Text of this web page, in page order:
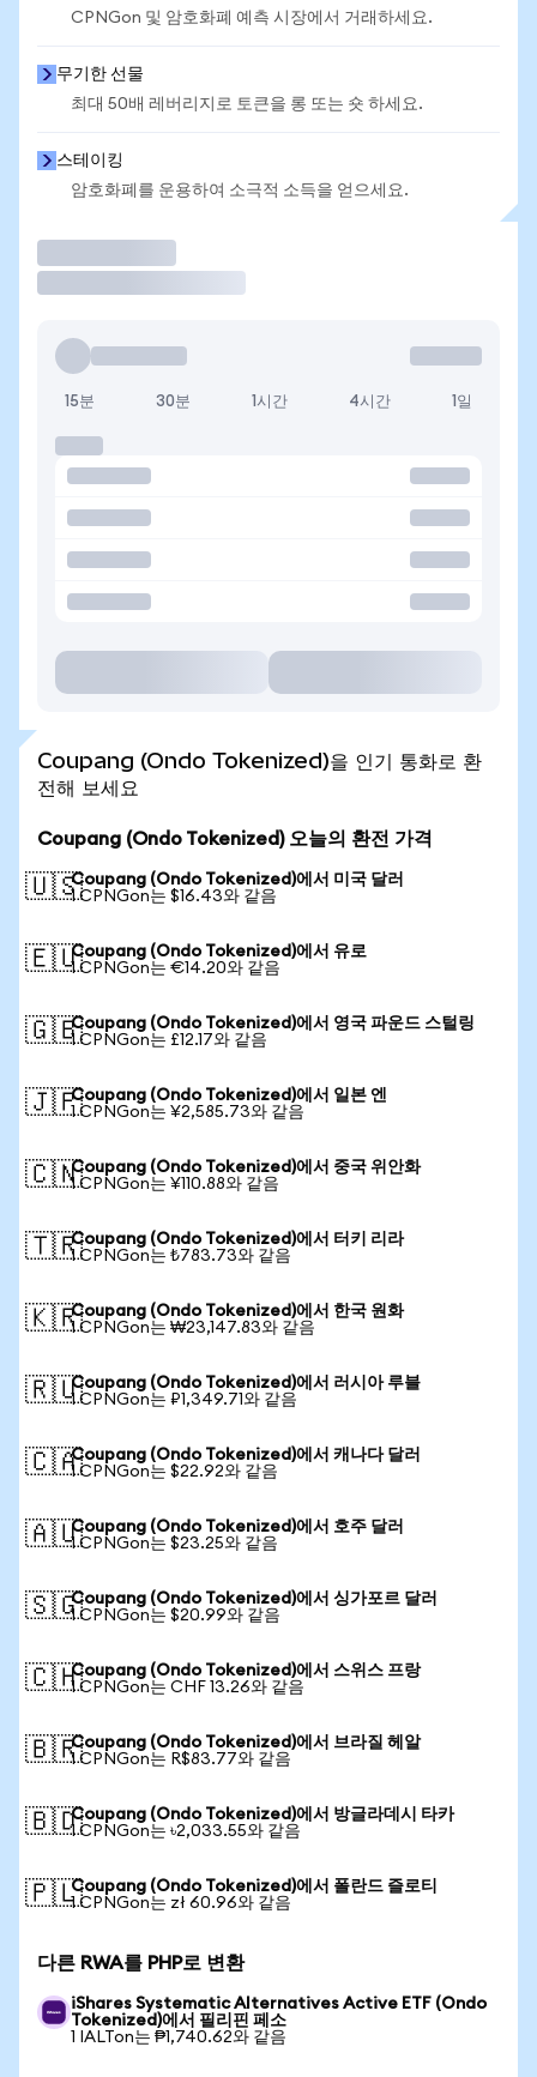
CPNGon 및 암호화폐 예측 시장에서 거래하세요.
무기한 선물
최대 50배 레버리지로 토큰을 롱 또는 숏 하세요.
스테이킹
암호화폐를 운용하여 소극적 소득을 얻으세요.
15분 30분 1시간 4시간 1일
Coupang (Ondo Tokenized)을 인기 통화로 환
전해 보세요
Coupang (Ondo Tokenized) 오늘의 환전 가격
🇺🇸Coupang (Ondo Tokenized)에서 미국 달러
1 CPNGon는 $16.43와 같음
🇪🇺Coupang (Ondo Tokenized)에서 유로
1 CPNGon는 €14.20와 같음
🇬🇧Coupang (Ondo Tokenized)에서 영국 파운드 스털링
1 CPNGon는 £12.17와 같음
🇯🇵Coupang (Ondo Tokenized)에서 일본 엔
1 CPNGon는 ¥2,585.73와 같음
🇨🇳Coupang (Ondo Tokenized)에서 중국 위안화
1 CPNGon는 ¥110.88와 같음
🇹🇷Coupang (Ondo Tokenized)에서 터키 리라
1 CPNGon는 ₺783.73와 같음
🇰🇷Coupang (Ondo Tokenized)에서 한국 원화
1 CPNGon는 ₩23,147.83와 같음
🇷🇺Coupang (Ondo Tokenized)에서 러시아 루블
1 CPNGon는 ₽1,349.71와 같음
🇨🇦Coupang (Ondo Tokenized)에서 캐나다 달러
1 CPNGon는 $22.92와 같음
🇦🇺Coupang (Ondo Tokenized)에서 호주 달러
1 CPNGon는 $23.25와 같음
🇸🇬Coupang (Ondo Tokenized)에서 싱가포르 달러
1 CPNGon는 $20.99와 같음
🇨🇭Coupang (Ondo Tokenized)에서 스위스 프랑
1 CPNGon는 CHF 13.26와 같음
🇧🇷Coupang (Ondo Tokenized)에서 브라질 헤알
1 CPNGon는 R$83.77와 같음
🇧🇩Coupang (Ondo Tokenized)에서 방글라데시 타카
1 CPNGon는 ৳2,033.55와 같음
🇵🇱Coupang (Ondo Tokenized)에서 폴란드 즐로티
1 CPNGon는 zł 60.96와 같음
다른 RWA를 PHP로 변환
iShares Systematic Alternatives Active ETF (Ondo
Tokenized)에서 필리핀 페소
1 IALTon는 ₱1,740.62와 같음